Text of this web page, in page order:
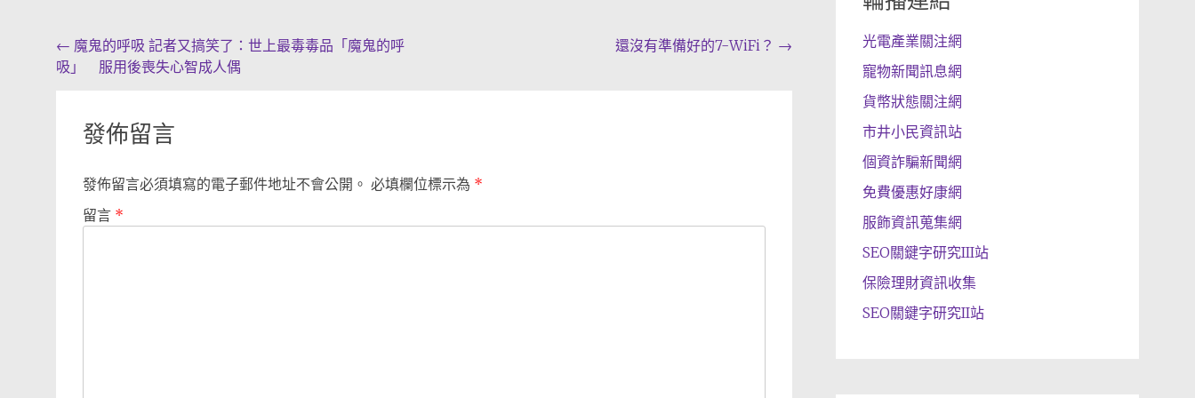
Post
navigation
← 魔鬼的呼吸 記者又搞笑了：世上最毒毒品「魔鬼的呼
吸」 服用後喪失心智成人偶
還沒有準備好的7-WiFi？ →
發佈留言
發佈留言必須填寫的電子郵件地址不會公開。 必填欄位標示為 *
留言 *
光電產業關注網
寵物新聞訊息網
貨幣狀態關注網
市井小民資訊站
個資詐騙新聞網
免費優惠好康網
服飾資訊蒐集網
SEO關鍵字研究III站
保險理財資訊收集
SEO關鍵字研究II站